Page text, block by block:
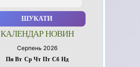
КАЛЕНДАР НОВИН
Серпень 2026
Пн Вт Ср Чт Пт Сб Нд